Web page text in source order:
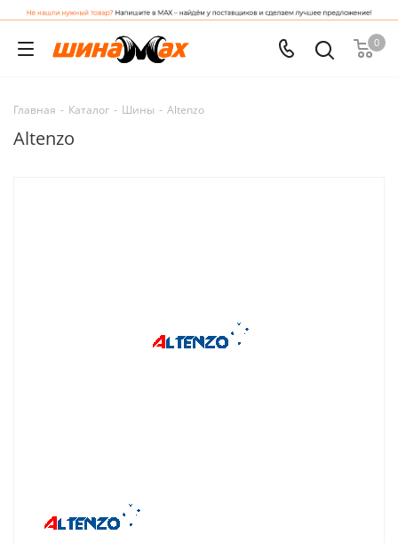
0
Главная - Каталог - Шины - Altenzo
Altenzo